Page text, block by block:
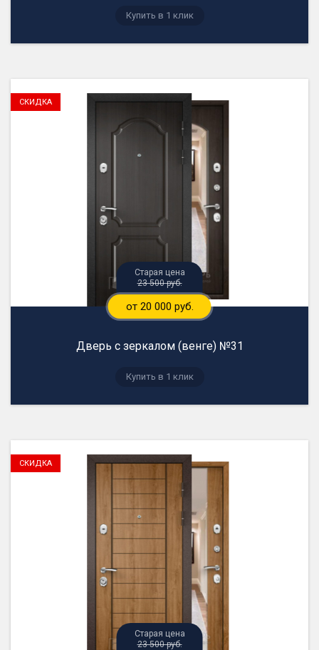
Купить в 1 клик
23 500 руб.
от 20 000 руб.
Дверь с зеркалом (венге) №31
Купить в 1 клик
23 500 руб.